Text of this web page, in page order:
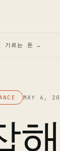
기르는 돈 …
MAY 6,